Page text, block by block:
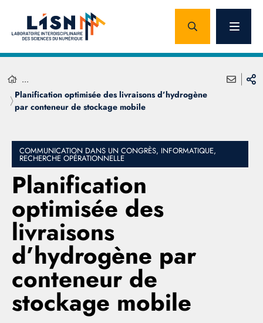
...
Planification optimisée des livraisons d’hydrogène
par conteneur de stockage mobile
COMMUNICATION DANS UN CONGRÈS, INFORMATIQUE,
RECHERCHE OPÉRATIONNELLE
Planification
optimisée des
livraisons
d’hydrogène par
conteneur de
stockage mobile